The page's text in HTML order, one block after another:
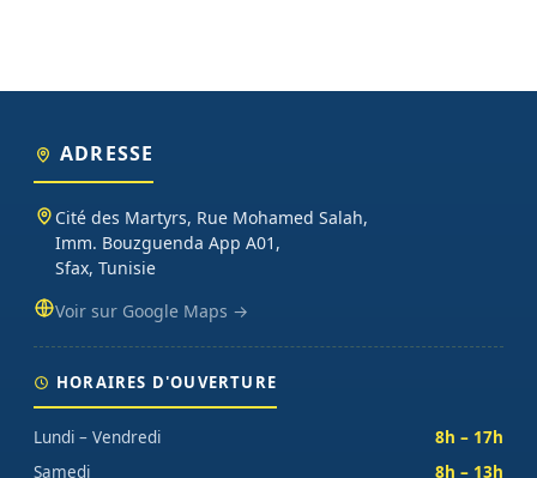
ADRESSE
Cité des Martyrs, Rue Mohamed Salah,
Imm. Bouzguenda App A01,
Sfax, Tunisie
Voir sur Google Maps →
HORAIRES D'OUVERTURE
Lundi – Vendredi
8h – 17h
Samedi
8h – 13h